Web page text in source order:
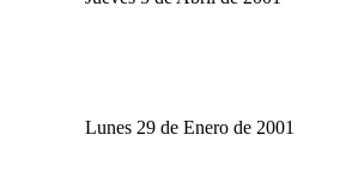
Lunes 29 de Enero de 2001